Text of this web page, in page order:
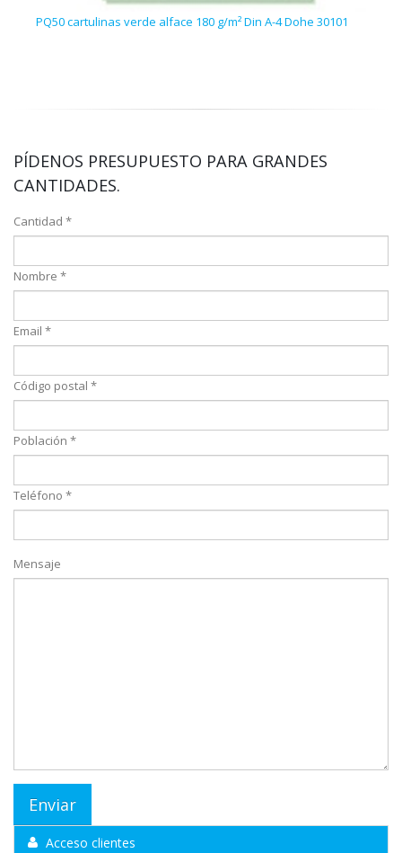
PQ50 cartulinas verde alface 180 g/m² Din A-4 Dohe 30101
PÍDENOS PRESUPUESTO PARA GRANDES
CANTIDADES.
Cantidad *
Nombre *
Email *
Código postal *
Población *
Teléfono *
Mensaje
Acceso clientes